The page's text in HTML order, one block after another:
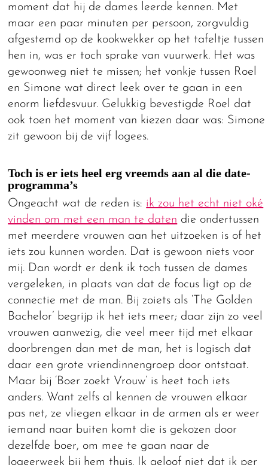
moment dat hij de dames leerde kennen. Met
maar een paar minuten per persoon, zorgvuldig
afgestemd op de kookwekker op het tafeltje tussen
hen in, was er toch sprake van vuurwerk. Het was
gewoonweg niet te missen; het vonkje tussen Roel
en Simone wat direct leek over te gaan in een
enorm liefdesvuur. Gelukkig bevestigde Roel dat
ook toen het moment van kiezen daar was: Simone
zit gewoon bij de vijf logees.
Toch is er iets heel erg vreemds aan al die date-
programma’s
Ongeacht wat de reden is: ik zou het echt niet oké
vinden om met een man te daten die ondertussen
met meerdere vrouwen aan het uitzoeken is of het
iets zou kunnen worden. Dat is gewoon niets voor
mij. Dan wordt er denk ik toch tussen de dames
vergeleken, in plaats van dat de focus ligt op de
connectie met de man. Bij zoiets als ‘The Golden
Bachelor’ begrijp ik het iets meer; daar zijn zo veel
vrouwen aanwezig, die veel meer tijd met elkaar
doorbrengen dan met de man, het is logisch dat
daar een grote vriendinnengroep door ontstaat.
Maar bij ‘Boer zoekt Vrouw’ is heet toch iets
anders. Want zelfs al kennen de vrouwen elkaar
pas net, ze vliegen elkaar in de armen als er weer
iemand naar buiten komt die is gekozen door
dezelfde boer, om mee te gaan naar de
logeerweek bij hem thuis. Ik geloof niet dat ik per